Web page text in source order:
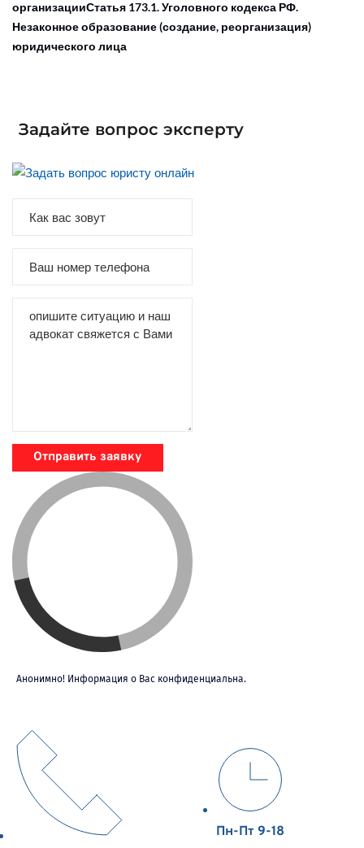
организацииСтатья 173.1. Уголовного кодекса РФ.
Незаконное образование (создание, реорганизация)
юридического лица
Задайте вопрос эксперту
Отправить заявку
Анонимно! Информация о Вас конфиденциальна.
Пн-Пт 9-18